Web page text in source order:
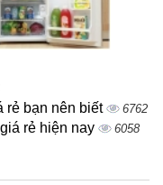
rẻ bạn nên biết 6762
rẻ hiện nay 6058